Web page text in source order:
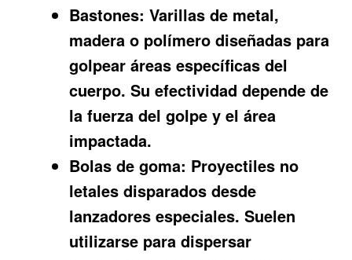
Bastones: Varillas de metal,
madera o polímero diseñadas para
golpear áreas específicas del
cuerpo. Su efectividad depende de
la fuerza del golpe y el área
impactada.
Bolas de goma: Proyectiles no
letales disparados desde
lanzadores especiales. Suelen
utilizarse para dispersar